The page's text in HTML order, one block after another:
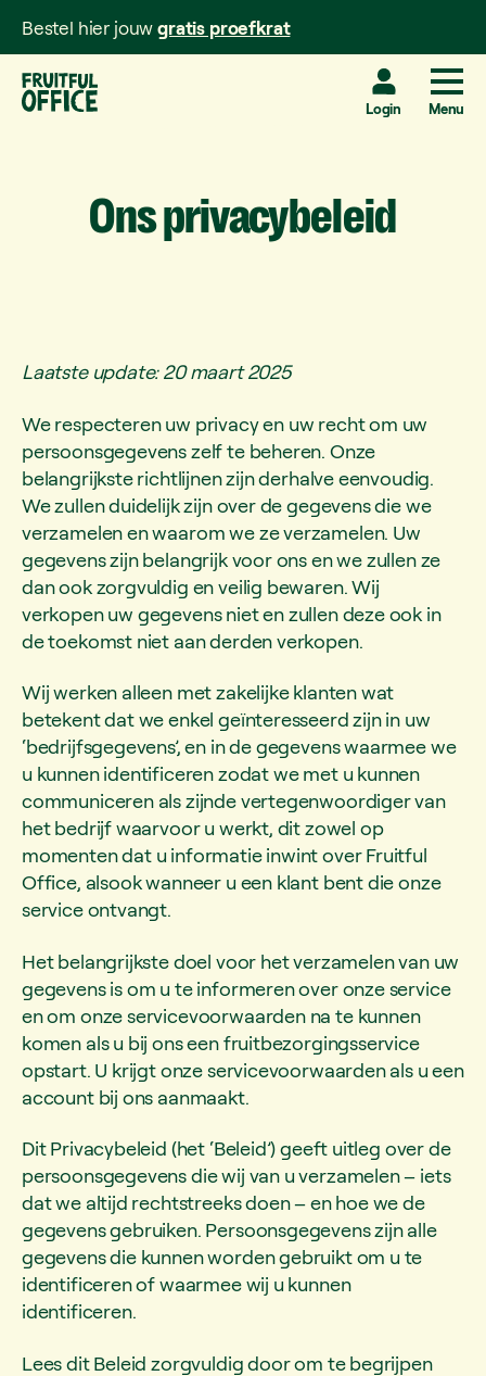
Bestel hier jouwgratis proefkrat
Login Menu
Onsprivacybeleid
Laatste update: 20 maart 2025
We respecteren uw privacy en uw recht om uw
persoonsgegevens zelf te beheren. Onze
belangrijkste richtlijnen zijn derhalve eenvoudig.
We zullen duidelijk zijn over de gegevens die we
verzamelen en waarom we ze verzamelen. Uw
gegevens zijn belangrijk voor ons en we zullen ze
dan ook zorgvuldig en veilig bewaren. Wij
verkopen uw gegevens niet en zullen deze ook in
de toekomst niet aan derden verkopen.
Wij werken alleen met zakelijke klanten wat
betekent dat we enkel geïnteresseerd zijn in uw
‘bedrijfsgegevens’, en in de gegevens waarmee we
u kunnen identificeren zodat we met u kunnen
communiceren als zijnde vertegenwoordiger van
het bedrijf waarvoor u werkt, dit zowel op
momenten dat u informatie inwint over Fruitful
Office, alsook wanneer u een klant bent die onze
service ontvangt.
Het belangrijkste doel voor het verzamelen van uw
gegevens is om u te informeren over onze service
en om onze servicevoorwaarden na te kunnen
komen als u bij ons een fruitbezorgingsservice
opstart. U krijgt onze servicevoorwaarden als u een
account bij ons aanmaakt.
Dit Privacybeleid (het ‘Beleid’) geeft uitleg over de
persoonsgegevens die wij van u verzamelen – iets
dat we altijd rechtstreeks doen – en hoe we de
gegevens gebruiken. Persoonsgegevens zijn alle
gegevens die kunnen worden gebruikt om u te
identificeren of waarmee wij u kunnen
identificeren.
Lees dit Beleid zorgvuldig door om te begrijpen